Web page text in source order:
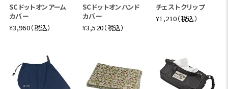
SCドットオンアーム
カバー
¥3,960（税込）
SCドットオンハンド
カバー
¥3,520（税込）
チェストクリップ
¥1,210（税込）